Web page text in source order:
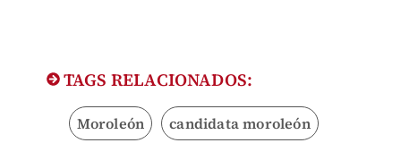
TAGS RELACIONADOS:
Moroleón candidata moroleón